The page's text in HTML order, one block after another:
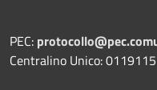
PEC:
Centralino Unico: